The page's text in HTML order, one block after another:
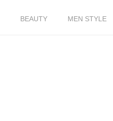
BEAUTY MEN STYLE